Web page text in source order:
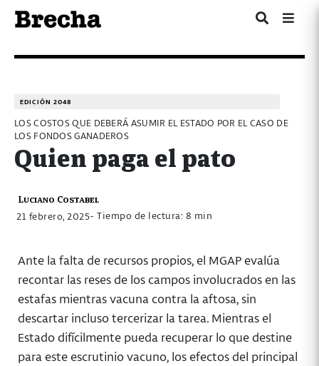
EDICIÓN 2048
LOS COSTOS QUE DEBERÁ ASUMIR EL ESTADO POR EL CASO DE
LOS FONDOS GANADEROS
Quien paga el pato
Luciano Costabel
21 febrero, 2025- Tiempo de lectura: 8 min
Ante la falta de recursos propios, el MGAP evalúa
recontar las reses de los campos involucrados en las
estafas mientras vacuna contra la aftosa, sin
descartar incluso tercerizar la tarea. Mientras el
Estado difícilmente pueda recuperar lo que destine
para este escrutinio vacuno, los efectos del principal